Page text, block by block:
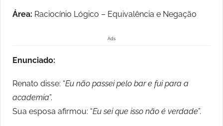
Área: Raciocínio Lógico – Equivalência e Negação
Ads
Enunciado:
Renato disse: “Eu não passei pelo bar e fui para a
academia”.
Sua esposa afirmou: “Eu sei que isso não é verdade”.